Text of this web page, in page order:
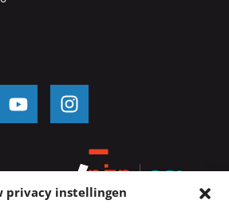
privacy instellingen